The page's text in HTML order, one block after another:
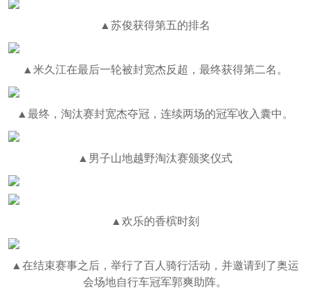
▲苏俊获得第五的排名
▲米久江在最后一轮被封宽杰反超，最终获得第二名。
▲最终，淘汰赛封宽杰夺冠，连续两场的冠军收入囊中。
▲男子山地越野淘汰赛颁奖仪式
▲欢乐的香槟时刻
▲在结束赛事之后，举行了百人骑行活动，并邀请到了奥运
会场地自行车冠军郭爽助阵。